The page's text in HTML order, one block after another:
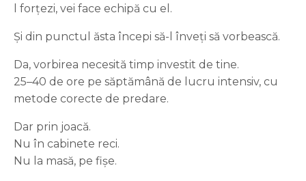
l forțezi, vei face echipă cu el.
Și din punctul ăsta începi să-l înveți să vorbească.
Da, vorbirea necesită timp investit de tine.
25–40 de ore pe săptămână de lucru intensiv, cu
metode corecte de predare.
Dar prin joacă.
Nu în cabinete reci.
Nu la masă, pe fișe.